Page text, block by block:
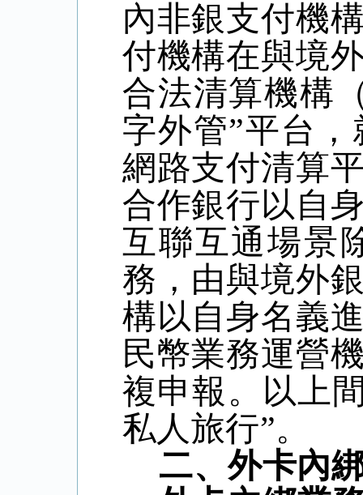
內非銀支付機
付機構在與境
合法清算機構
字外管”平台，
網路支付清算
合作銀行以自
互聯互通場景
務，由與境外
構以自身名義
民幣業務運營
複申報。以上
私人旅行”。
二、外卡內